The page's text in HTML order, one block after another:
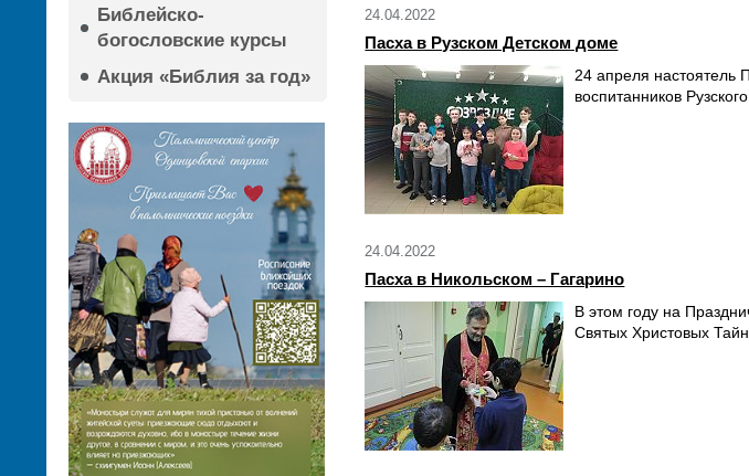
Библейско-
богословские курсы
Акция «Библия за год»
24.04.2022
Пасха в Рузском Детском доме
24 апреля настоятель
воспитанников
24.04.2022
Пасха в Никольском – Гагарино
В этом году на
Святых Христовых